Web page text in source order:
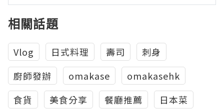
相關話題
Vlog 日式料理 壽司
刺身
廚師發辦
omakase
omakasehk
食貨
美食分享 餐廳推薦
日本菜